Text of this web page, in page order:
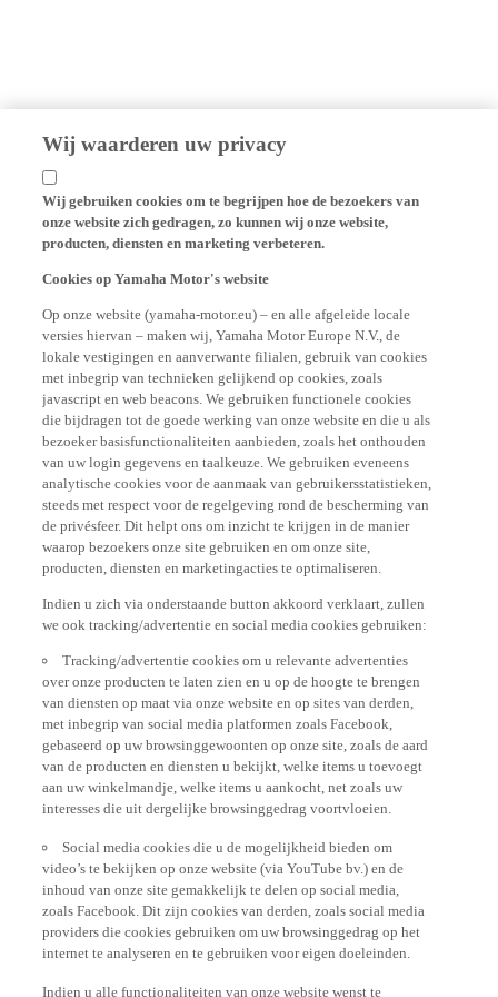
Wij waarderen uw privacy
Wij gebruiken cookies om te begrijpen hoe de bezoekers van
onze website zich gedragen, zo kunnen wij onze website,
producten, diensten en marketing verbeteren.
Cookies op Yamaha Motor's website
Op onze website (yamaha-motor.eu) – en alle afgeleide locale
versies hiervan – maken wij, Yamaha Motor Europe N.V., de
lokale vestigingen en aanverwante filialen, gebruik van cookies
met inbegrip van technieken gelijkend op cookies, zoals
javascript en web beacons. We gebruiken functionele cookies
die bijdragen tot de goede werking van onze website en die u als
bezoeker basisfunctionaliteiten aanbieden, zoals het onthouden
van uw login gegevens en taalkeuze. We gebruiken eveneens
analytische cookies voor de aanmaak van gebruikersstatistieken,
steeds met respect voor de regelgeving rond de bescherming van
de privésfeer. Dit helpt ons om inzicht te krijgen in de manier
waarop bezoekers onze site gebruiken en om onze site,
producten, diensten en marketingacties te optimaliseren.
Indien u zich via onderstaande button akkoord verklaart, zullen
we ook tracking/advertentie en social media cookies gebruiken:
Tracking/advertentie cookies om u relevante advertenties
over onze producten te laten zien en u op de hoogte te brengen
van diensten op maat via onze website en op sites van derden,
met inbegrip van social media platformen zoals Facebook,
gebaseerd op uw browsinggewoonten op onze site, zoals de aard
van de producten en diensten u bekijkt, welke items u toevoegt
aan uw winkelmandje, welke items u aankocht, net zoals uw
interesses die uit dergelijke browsinggedrag voortvloeien.
Social media cookies die u de mogelijkheid bieden om
video’s te bekijken op onze website (via YouTube bv.) en de
inhoud van onze site gemakkelijk te delen op social media,
zoals Facebook. Dit zijn cookies van derden, zoals social media
providers die cookies gebruiken om uw browsinggedrag op het
internet te analyseren en te gebruiken voor eigen doeleinden.
Indien u alle functionaliteiten van onze website wenst te